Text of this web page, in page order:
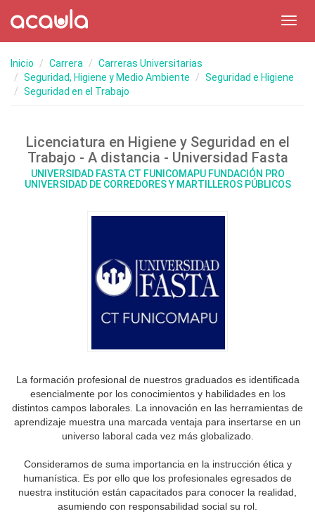
Inicio Carrera
Carreras Universitarias
Seguridad, Higiene y Medio Ambiente
Seguridad e Higiene
Seguridad en el Trabajo
Licenciatura en Higiene y Seguridad en el
Trabajo - A distancia - Universidad Fasta
UNIVERSIDAD FASTA CT FUNICOMAPU FUNDACIÓN PRO
UNIVERSIDAD DE CORREDORES Y MARTILLEROS PÚBLICOS
La formación profesional de nuestros graduados es identificada
esencialmente por los conocimientos y habilidades en los
distintos campos laborales. La innovación en las herramientas de
aprendizaje muestra una marcada ventaja para insertarse en un
universo laboral cada vez más globalizado.
Consideramos de suma importancia en la instrucción ética y
humanística. Es por ello que los profesionales egresados de
nuestra institución están capacitados para conocer la realidad,
asumiendo con responsabilidad social su rol.